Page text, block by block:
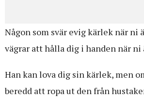
Någon som svär evig kärlek när ni
vägrar att hålla dig i handen när ni
Han kan lova dig sin kärlek, men
beredd att ropa ut den från